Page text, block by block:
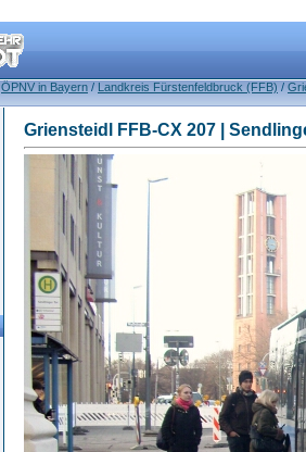
ÖPNV in Bayern / Landkreis Fürstenfeldbruck (FFB) /
Griensteidl FFB-CX 207 |